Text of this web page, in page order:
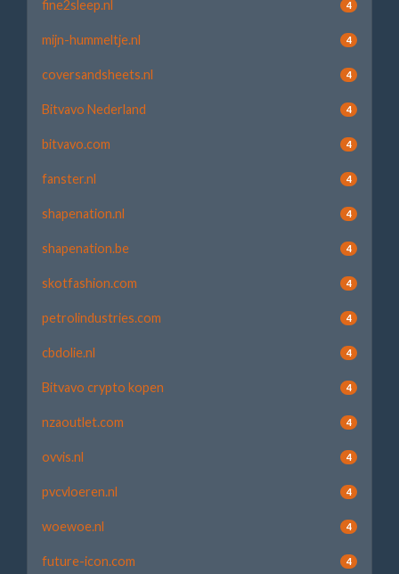
fine2sleep.nl 4
mijn-hummeltje.nl 4
coversandsheets.nl 4
Bitvavo Nederland 4
bitvavo.com 4
fanster.nl 4
shapenation.nl 4
shapenation.be 4
skotfashion.com 4
petrolindustries.com 4
cbdolie.nl 4
Bitvavo crypto kopen 4
nzaoutlet.com 4
ovvis.nl 4
pvcvloeren.nl 4
woewoe.nl 4
future-icon.com 4